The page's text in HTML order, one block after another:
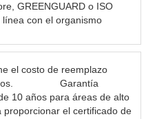
GREENGUARD o ISO
con el organismo
el costo de reemplazo
años. Garantía
10 años para áreas de alto
proporcionar el certificado de